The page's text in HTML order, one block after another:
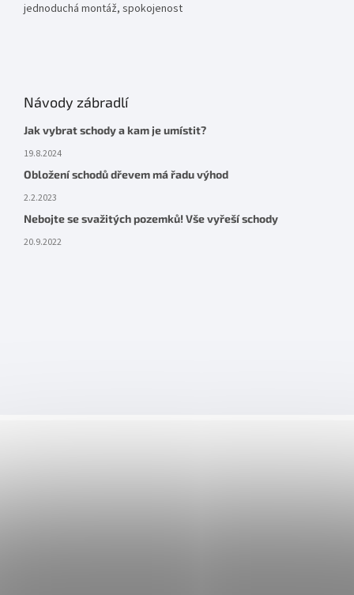
jednoduchá montáž, spokojenost
Návody zábradlí
Jak vybrat schody a kam je umístit?
19.8.2024
Obložení schodů dřevem má řadu výhod
2.2.2023
Nebojte se svažitých pozemků! Vše vyřeší schody
20.9.2022